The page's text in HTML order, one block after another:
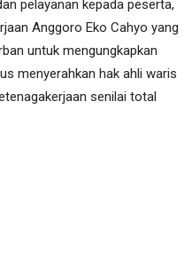
pelayanan kepada peserta,
Anggoro Eko Cahyo yang
untuk mengungkapkan
menyerahkan hak ahli waris
senilai total